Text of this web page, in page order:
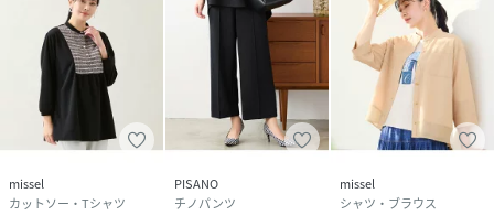
missel
カットソー・Tシャツ
PISANO
チノパンツ
missel
シャツ・ブラウス